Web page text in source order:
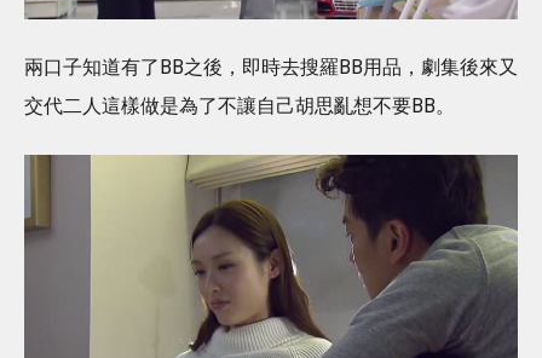
兩口子知道有了BB之後，即時去搜羅BB用品，劇集後來又
交代二人這樣做是為了不讓自己胡思亂想不要BB。